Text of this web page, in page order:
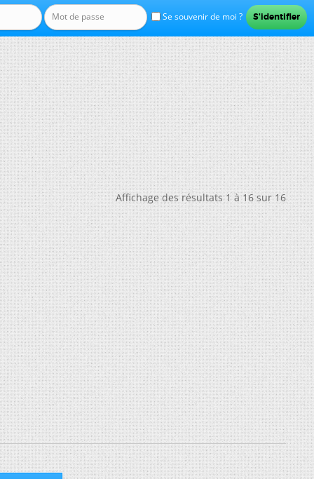
Se souvenir de moi ?
Affichage des résultats 1 à 16 sur 16